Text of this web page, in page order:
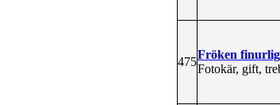
475
Fröken finurlig
Fotokär, gift,